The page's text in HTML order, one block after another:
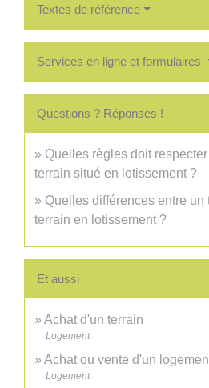
Textes de référence
Services en ligne et formulaires
Questions ? Réponses !
Quelles règles doit
terrain situé en lotissement ?
Quelles différences entre un
terrain en lotissement ?
Et aussi
Achat d'un terrain
Logement
Achat ou vente d'un
Logement